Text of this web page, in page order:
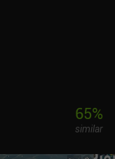
65%
similar